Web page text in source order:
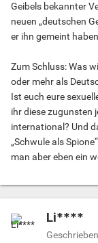
Geibels bekannter
neuen „deutschen
er ihn gemeint
Zum Schluss: Was
oder mehr als
Ist euch eure
ihr diese zugunsten
international? Und
„Schwule als
man aber eben ein
Li****
Geschrieben